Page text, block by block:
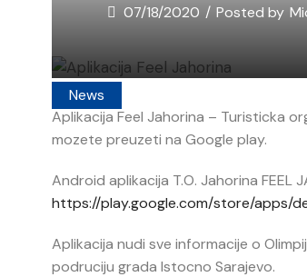
News
07/18/2020 / Posted by
Aplikacija Feel Jahorina – Turisticka
mozete preuzeti na Google play.
Android aplikacija T.O. Jahorina FEEL
https://play.google.com/store/apps/
Aplikacija nudi sve informacije o
podruciju grada Istocno Sarajevo.